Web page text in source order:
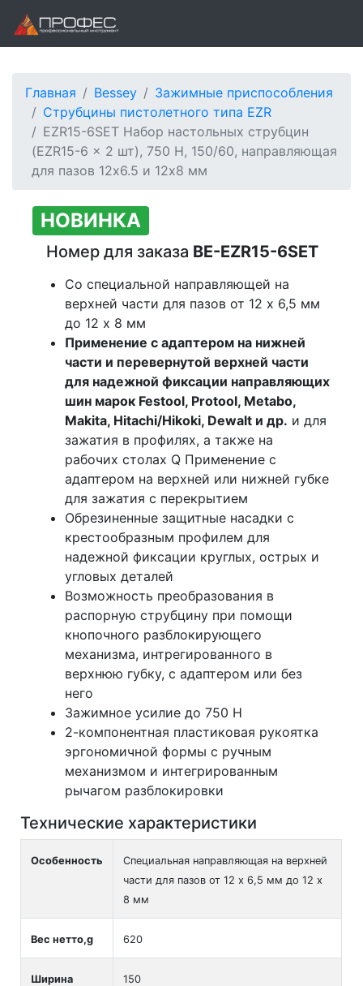
Главная Bessey
Зажимные приспособления
Струбцины пистолетного типа EZR
EZR15-6SET Набор настольных струбцин
(EZR15-6 x 2 шт), 750 Н, 150/60, направляющая
для пазов 12x6.5 и 12x8 мм
НОВИНКА
Номер для заказа BE-EZR15-6SET
Со специальной направляющей на
верхней части для пазов от 12 x 6,5 мм
до 12 x 8 мм
Применение с адаптером на нижней
части и перевернутой верхней части
для надежной фиксации направляющих
шин марок Festool, Protool, Metabo,
Makita, Hitachi/Hikoki, Dewalt и др. и для
зажатия в профилях, а также на
рабочих столах Q Применение с
адаптером на верхней или нижней губке
для зажатия с перекрытием
Обрезиненные защитные насадки с
крестообразным профилем для
надежной фиксации круглых, острых и
угловых деталей
Возможность преобразования в
распорную струбцину при помощи
кнопочного разблокирующего
механизма, интрегированного в
верхнюю губку, с адаптером или без
него
Зажимное усилие до 750 Н
2-компонентная пластиковая рукоятка
эргономичной формы с ручным
механизмом и интегрированным
рычагом разблокировки
Технические характеристики
Особенность
Специальная направляющая на верхней
части для пазов от 12 x 6,5 мм до 12 x
8 мм
Вес нетто,g 620
Ширина
150